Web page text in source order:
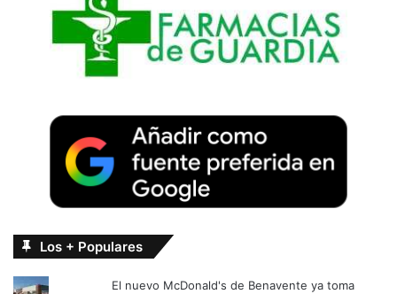
Los + Populares
El nuevo McDonald's de Benavente ya toma